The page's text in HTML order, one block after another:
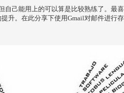
自己能用上的可以算是比较熟练了。最
升。在此分享下使用Gmail对邮件进行